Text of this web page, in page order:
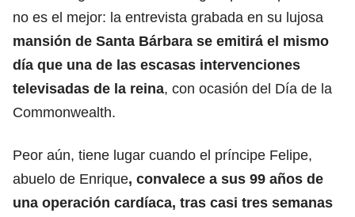
no es el mejor: la entrevista grabada en su lujosa
mansión de Santa Bárbara se emitirá el mismo
día que una de las escasas intervenciones
televisadas de la reina, con ocasión del Día de la
Commonwealth.
Peor aún, tiene lugar cuando el príncipe Felipe,
abuelo de Enrique, convalece a sus 99 años de
una operación cardíaca, tras casi tres semanas